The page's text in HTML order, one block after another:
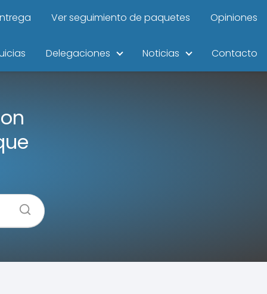
Ver seguimiento de paquetes Opiniones
Delegaciones Noticias Contacto